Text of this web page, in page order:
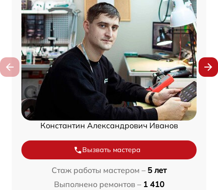
Константин Александрович Иванов
Вызвать мастера
Стаж работы мастером – 5 лет
Выполнено ремонтов – 1 410